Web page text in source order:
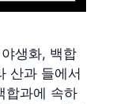
생화, 백합
산과 들에서
합과에 속하